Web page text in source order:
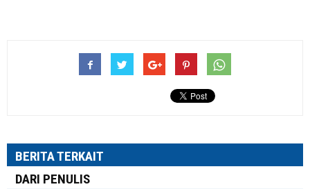
BERITA TERKAIT
DARI PENULIS